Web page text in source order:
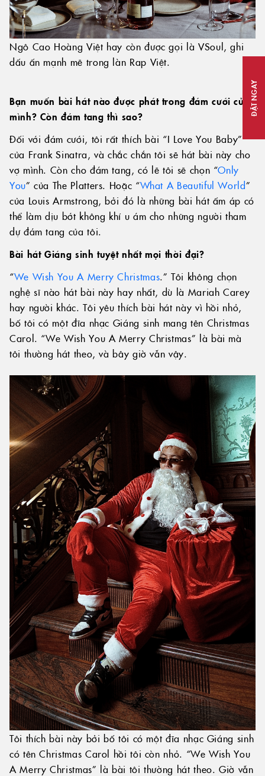
ĐẶT NGAY
Ngô Cao Hoàng Việt hay còn được gọi là VSoul, ghi
dấu ấn mạnh mẽ trong làn Rap Việt.
Bạn muốn bài hát nào được phát trong đám cưới của
mình? Còn đám tang thì sao?
Đối với đám cưới, tôi rất thích bài “I Love You Baby”
của Frank Sinatra, và chắc chắn tôi sẽ hát bài này cho
vợ mình. Còn cho đám tang, có lẽ tôi sẽ chọn “Only
You” của The Platters. Hoặc “What A Beautiful World”
của Louis Armstrong, bởi đó là những bài hát ấm áp có
thể làm dịu bớt không khí u ám cho những người tham
dự đám tang của tôi.
Bài hát Giáng sinh tuyệt nhất mọi thời đại?
“We Wish You A Merry Christmas.” Tôi không chọn
nghệ sĩ nào hát bài này hay nhất, dù là Mariah Carey
hay người khác. Tôi yêu thích bài hát này vì hồi nhỏ,
bố tôi có một đĩa nhạc Giáng sinh mang tên Christmas
Carol. “We Wish You A Merry Christmas” là bài mà
tôi thường hát theo, và bây giờ vẫn vậy.
Tôi thích bài này bởi bố tôi có một đĩa nhạc Giáng sinh
có tên Christmas Carol hồi tôi còn nhỏ. “We Wish You
A Merry Christmas” là bài tôi thường hát theo. Giờ vẫn